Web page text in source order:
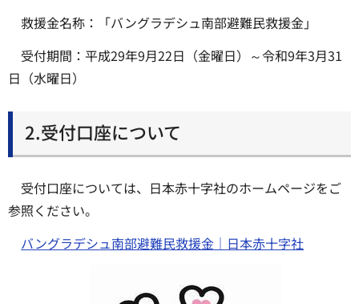
救援金名称：「バングラデシュ南部避難民救援金」
受付期間：平成29年9月22日（金曜日）～令和9年3月31
日（水曜日）
2.受付口座について
受付口座については、日本赤十字社のホームページをご
参照ください。
バングラデシュ南部避難民救援金｜日本赤十字社